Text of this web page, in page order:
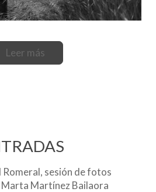
Leer más
Romeral, sesión de fotos
Martínez Bailaora